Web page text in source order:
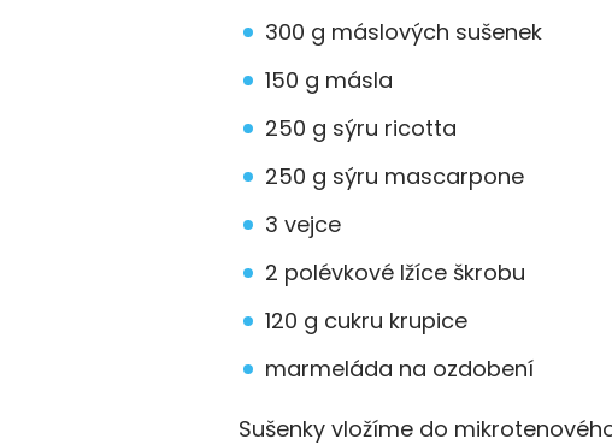
300 g máslových sušenek
150 g másla
250 g sýru ricotta
250 g sýru mascarpone
3 vejce
2 polévkové lžíce škrobu
120 g cukru krupice
marmeláda na ozdobení
Sušenky vložíme do